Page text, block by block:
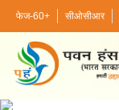
फेज-60+ सीओसीआर